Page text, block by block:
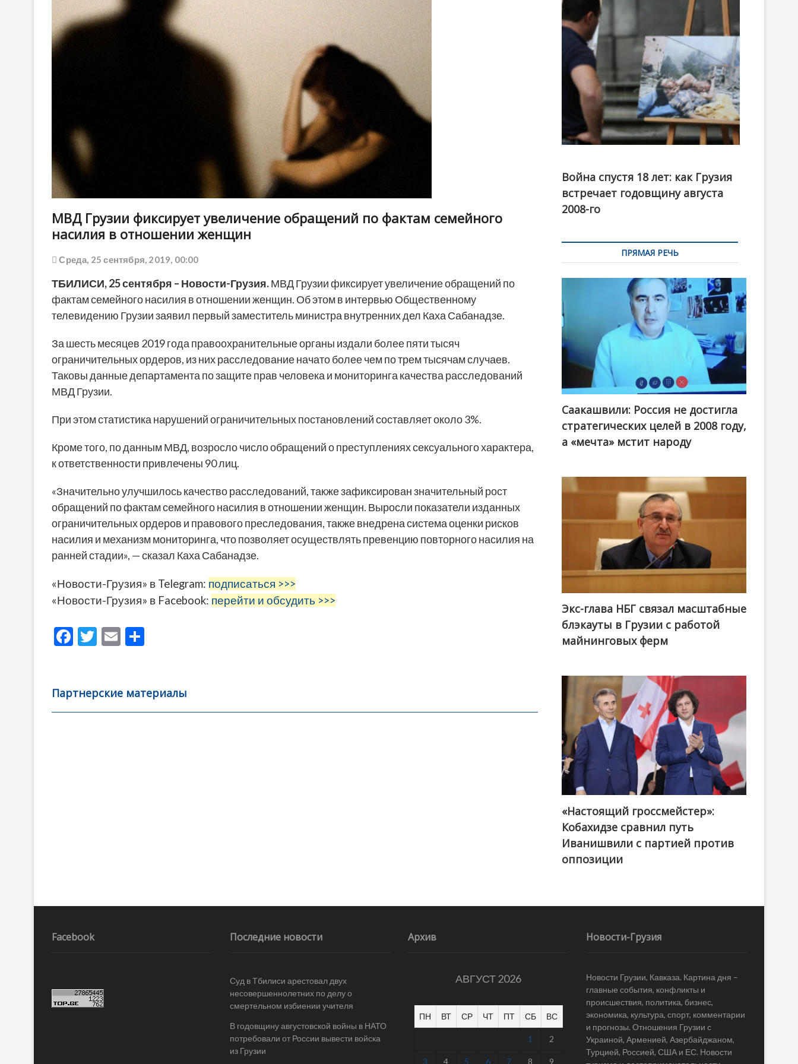
o
n
МВД Грузии фиксирует увеличение обращений по фактам семейного
насилия в отношении женщин
Среда, 25 сентября, 2019, 00:00
ТБИЛИСИ,25сентября – Новости-Грузия.МВД Грузии фиксирует увеличение обращений по
фактам семейного насилия в отношении женщин. Об этом в интервью Общественному
телевидению Грузии заявил первый заместитель министра внутренних дел Каха Сабанадзе.
За шесть месяцев 2019 года правоохранительные органы издали более пяти тысяч
ограничительных ордеров, из них расследование начато более чем по трем тысячам случаев.
Таковы данные департамента по защите прав человека и мониторинга качества расследований
МВД Грузии.
При этом статистика нарушений ограничительных постановлений составляет около 3%.
Кроме того, по данным МВД, возросло число обращений о преступлениях сексуального характера,
к ответственности привлечены 90 лиц.
«Значительно улучшилось качество расследований, также зафиксирован значительный рост
обращений по фактам семейного насилия в отношении женщин. Выросли показатели изданных
ограничительных ордеров и правового преследования, также внедрена система оценки рисков
насилия и механизм мониторинга, что позволяет осуществлять превенцию повторного насилия на
ранней стадии», — сказал Каха Сабанадзе.
«Новости-Грузия» в Telegram: подписаться >>>
«Новости-Грузия» в Facebook: перейти и обсудить >>>
F
b
o
T
er
E
l
а
в
Партнерские материалы
канал
Война спустя 18 лет: как Грузия
встречает годовщину августа
2008-го
ПРЯМАЯ РЕЧЬ
Саакашвили: Россия не достигла
стратегических целей в 2008 году,
а «мечта» мстит народу
Экс-глава НБГ связал масштабные
блэкауты в Грузии с работой
майнинговых ферм
@ქართული ოცნება / Georgian Dream
«Настоящий гроссмейстер»:
Кобахидзе сравнил путь
Иванишвили с партией против
оппозиции
Facebook Последние новости
Суд в Тбилиси арестовал двух
несовершеннолетних по делу о
смертельном избиении учителя
В годовщину августовской войны в НАТО
потребовали от России вывести войска
из Грузии
Архив
АВГУСТ 2026
ПН ВТ СР ЧТ ПТ СБ ВС
1 2
3 4 5 6 7 8 9
Новости-Грузия
Новости Грузии, Кавказа. Картина дня –
главные события, конфликты и
происшествия, политика, бизнес,
экономика, культура, спорт, комментарии
и прогнозы. Отношения Грузии с
Украиной, Арменией, Азербайджаном,
Турцией, Россией, США и ЕС. Новости